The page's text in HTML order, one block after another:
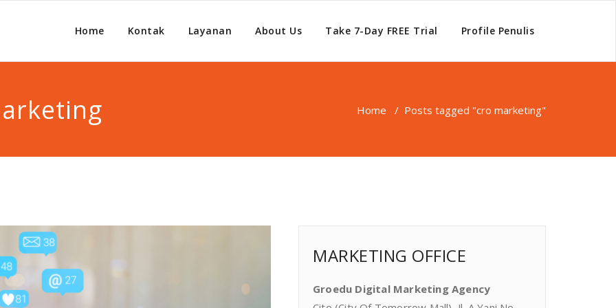
Home Kontak Layanan About Us Take 7-Day FREE Trial Profile Penulis
Home / Posts tagged "cro marketing"
MARKETING OFFICE
Groedu Digital Marketing Agency